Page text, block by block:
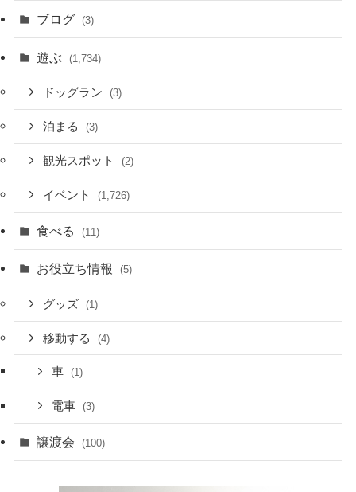
ブログ (3)
遊ぶ (1,734)
ドッグラン (3)
泊まる (3)
観光スポット (2)
イベント (1,726)
食べる (11)
お役立ち情報 (5)
グッズ (1)
移動する (4)
車 (1)
電車 (3)
譲渡会 (100)